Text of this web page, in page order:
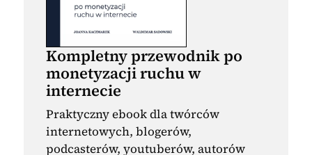
Kompletny przewodnik po
monetyzacji ruchu w
internecie
Praktyczny ebook dla twórców
internetowych, blogerów,
podcasterów, youtuberów, autorów